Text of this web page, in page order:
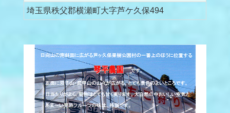
埼玉県秩父郡横瀬町大字芦ケ久保494